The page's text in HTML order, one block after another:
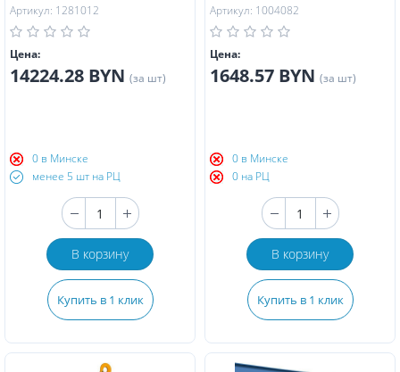
Артикул: 1281012
Цена:
14224.28 BYN (за шт)
0 в Минске
менее 5 шт на РЦ
В корзину
Купить в 1 клик
Артикул: 1004082
Цена:
1648.57 BYN (за шт)
0 в Минске
0 на РЦ
В корзину
Купить в 1 клик